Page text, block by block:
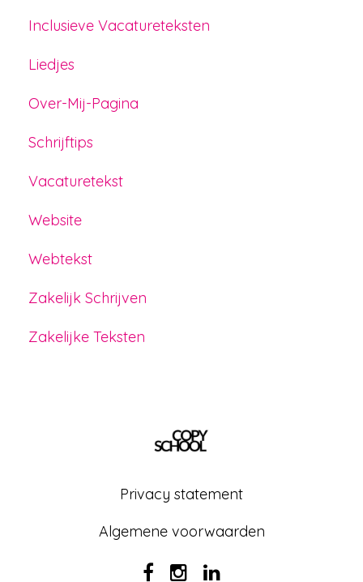
Inclusieve Vacatureteksten
Liedjes
Over-Mij-Pagina
Schrijftips
Vacaturetekst
Website
Webtekst
Zakelijk Schrijven
Zakelijke Teksten
Privacy statement
Algemene voorwaarden